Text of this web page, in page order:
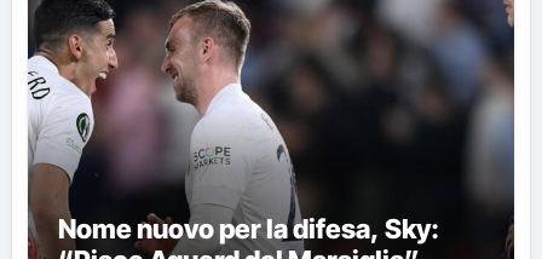
Nome nuovo per la difesa, Sky: